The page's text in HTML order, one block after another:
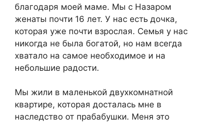
благодаря моей маме. Мы с Назаром
женаты почти 16 лет. У нас есть дочка,
которая уже почти взрослая. Семья у нас
никогда не была богатой, но нам всегда
хватало на самое необходимое и на
небольшие радости.
Мы жили в маленькой двухкомнатной
квартире, которая досталась мне в
наследство от прабабушки. Меня это